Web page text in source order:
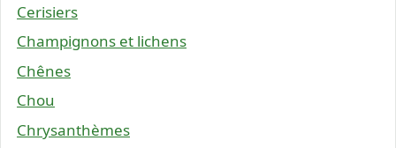
Cerisiers
Champignons et lichens
Chênes
Chou
Chrysanthèmes